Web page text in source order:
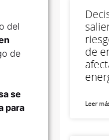
del
de
se
para
de
Leer